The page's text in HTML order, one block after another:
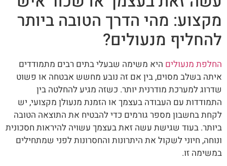
מקצוע: מהי הדרך הטובה ביותר
להחליף מנעולים?
החלפת מנעולים היא משימה שבעלי בתים רבים מתמודדים
איתה בשלב מסוים, בין אם זה נובע מחשש אבטחה או פשוט
שדרוג למערכת מודרנית יותר. כשזה מגיע להחלטה בין
התמודדות עם העבודה בעצמך או הזמנת מנעולן מקצועי, יש
לקחת בחשבון מספר גורמים כדי להבטיח את התוצאה הטובה
ביותר. בעוד שגישת עשה זאת בעצמך עשויה להיראות חסכונית
ונוחה, חיוני לשקול את היתרונות והחסרונות לפני שמתחילים
במשימה זו.